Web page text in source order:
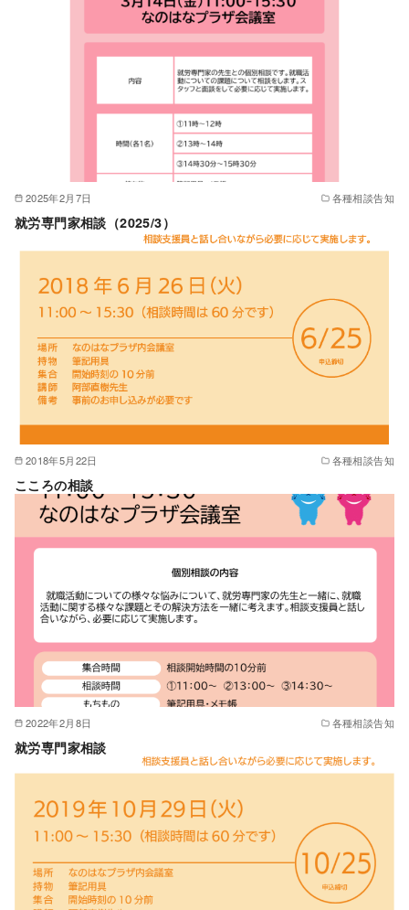
2025年2月7日 各種相談告知
就労専門家相談（2025/3）
2018年5月22日 各種相談告知
こころの相談
2022年2月8日 各種相談告知
就労専門家相談